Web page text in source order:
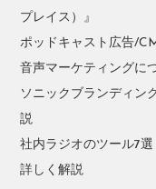
プレイス）』
ポッドキャスト広告/
音声マーケティングに
ソニックブランディン
説
社内ラジオのツール7
詳しく解説